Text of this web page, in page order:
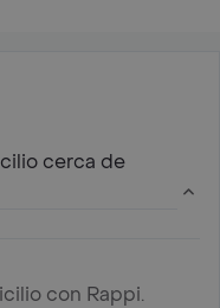
cerca de
con Rappi.